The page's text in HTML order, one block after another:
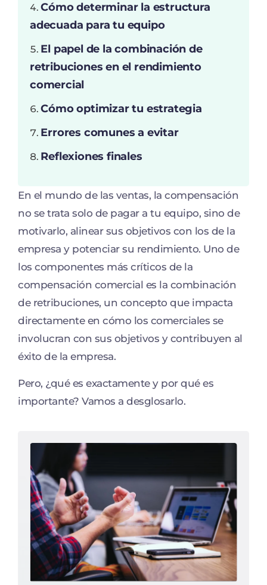
Cómo determinar la estructura
adecuada para tu equipo
El papel de la combinación de
retribuciones en el rendimiento
comercial
Cómo optimizar tu estrategia
Errores comunes a evitar
Reflexiones finales
En el mundo de las ventas, la compensación
no se trata solo de pagar a tu equipo, sino de
motivarlo, alinear sus objetivos con los de la
empresa y potenciar su rendimiento. Uno de
los componentes más críticos de la
compensación comercial es la combinación
de retribuciones, un concepto que impacta
directamente en cómo los comerciales se
involucran con sus objetivos y contribuyen al
éxito de la empresa.
Pero, ¿qué es exactamente y por qué es
importante? Vamos a desglosarlo.